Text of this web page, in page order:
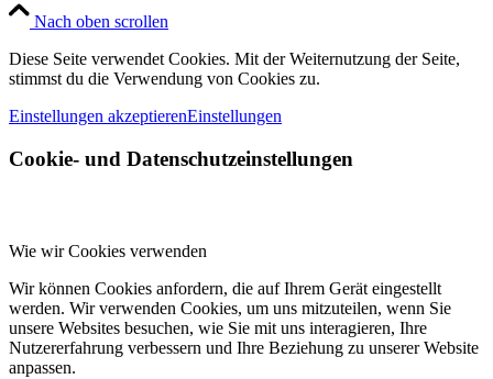
Nach oben scrollen
Diese Seite verwendet Cookies. Mit der Weiternutzung der Seite,
stimmst du die Verwendung von Cookies zu.
Einstellungen akzeptierenEinstellungen
Cookie- und Datenschutzeinstellungen
Wie wir Cookies verwenden
Wir können Cookies anfordern, die auf Ihrem Gerät eingestellt
werden. Wir verwenden Cookies, um uns mitzuteilen, wenn Sie
unsere Websites besuchen, wie Sie mit uns interagieren, Ihre
Nutzererfahrung verbessern und Ihre Beziehung zu unserer Website
anpassen.